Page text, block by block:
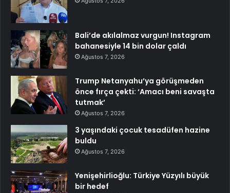
Bali’de akılalmaz vurgun! Instagram
bahanesiyle 14 bin dolar çaldı
Ağustos 7, 2026
Trump Netanyahu’ya görüşmeden
önce fırça çekti: ‘Amacı beni savaşta
tutmak’
Ağustos 7, 2026
3 yaşındaki çocuk tesadüfen hazine
buldu
Ağustos 7, 2026
Yenişehirlioğlu: Türkiye Yüzyılı büyük
bir hedef